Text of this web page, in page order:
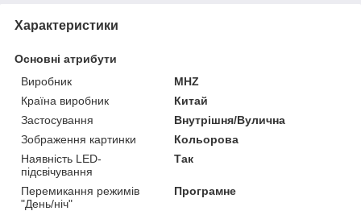
Характеристики
Основні атрибути
Виробник
MHZ
Країна виробник
Китай
Застосування
Внутрішня/Вулична
Зображення картинки
Кольорова
Наявність LED-
підсвічування
Так
Перемикання режимів
"День/ніч"
Програмне